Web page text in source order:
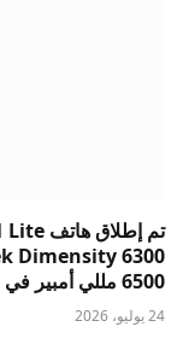
6500 مللي أمبير في الساعة
24 يوليو، 2026